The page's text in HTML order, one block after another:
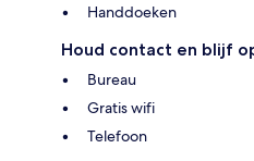
Handdoeken
Houd contact en blijf
Bureau
Gratis wifi
Telefoon